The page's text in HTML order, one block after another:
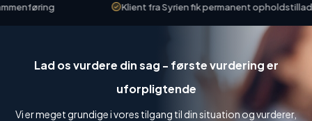
Klient fra Syrien fik permanent
Lad os vurdere din sag - første vurdering er
uforpligtende
Vi er meget grundige i vores tilgang til din situation og vurderer,